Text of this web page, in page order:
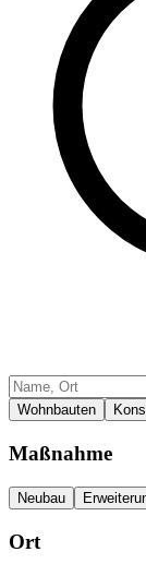
Wohnbauten
Maßnahme
Neubau
Ort